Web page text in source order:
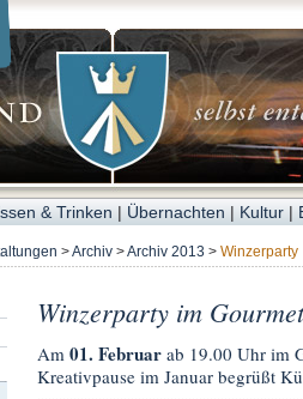
& Trinken | Übernachten | Kultur |
>Archiv >Archiv 2013 > Winzerparty
Winzerparty im
Am 01. Februar ab 19.00 Uhr im
Kreativpause im Januar begrüßt